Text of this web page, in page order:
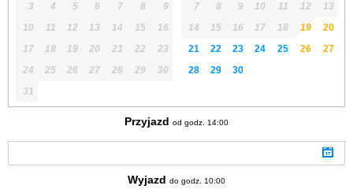
3
4 5 6 7 8
9
10
11 12 13 14 15
16
17
18 19 20 21 22
23
24
25 26 27 28 29
30
31
7
8 9 10 11 12
13
14
15 16 17 18 19
20
21
22 23 24 25 26
27
28
29 30
Przyjazd od godz. 14:00
Wyjazd do godz. 10:00